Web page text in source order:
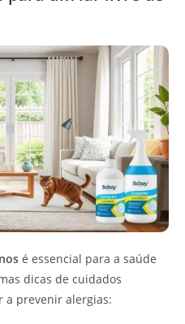
é essencial para a saúde
dicas de cuidados
a prevenir alergias: